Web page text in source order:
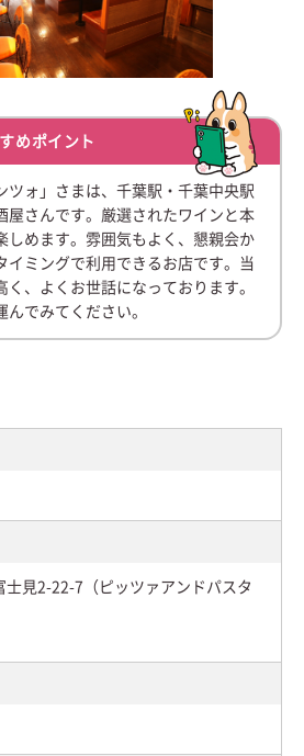
めポイント
ツォ」さまは、千葉駅・千葉中央駅
屋さんです。厳選されたワインと本
しめます。雰囲気もよく、懇親会か
イミングで利用できるお店です。当
く、よくお世話になっております。
でみてください。
士見2-22-7（ピッツァアンドパスタ